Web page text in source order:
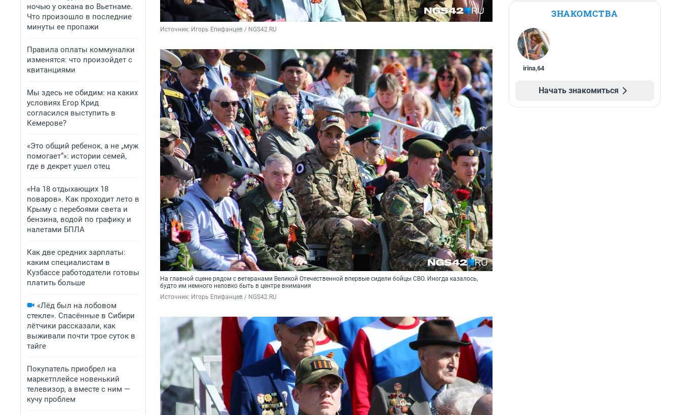
ночью у океана во Вьетнаме.
Что произошло в последние
минуты ее пропажи
Правила оплаты коммуналки
изменятся: что произойдет с
квитанциями
Мы здесь не обидим: на каких
условиях Егор Крид
согласился выступить в
Кемерове?
«Это общий ребенок, а не „муж
помогает“»: истории семей,
где в декрет ушел отец
«На 18 отдыхающих 18
поваров». Как проходит лето в
Крыму с перебоями света и
бензина, водой по графику и
налетами БПЛА
Как две средних зарплаты:
каким специалистам в
Кузбассе работодатели готовы
платить больше
«Лёд был на лобовом
стекле». Спасённые в Сибири
лётчики рассказали, как
выживали почти трое суток в
тайге
Покупатель приобрел на
маркетплейсе новенький
телевизор, а вместе с ним —
кучу проблем
Источник: Игорь Епифанцев / NGS42.RU
На главной сцене рядом с ветеранами Великой Отечественной впервые сидели бойцы СВО. Иногда казалось,
будто им немного неловко быть в центре внимания
Источник: Игорь Епифанцев / NGS42.RU
ЗНАКОМСТВА
irina,64
Начать знакомиться